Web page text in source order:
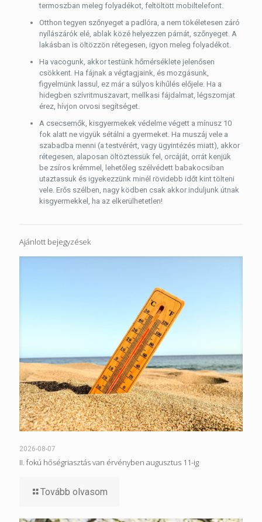
termoszban meleg folyadékot, feltöltött mobiltelefont.
Otthon tegyen szőnyeget a padlóra, a nem tökéletesen záró
nyílászárók elé, ablak közé helyezzen párnát, szőnyeget. A
lakásban is öltözzön rétegesen, igyon meleg folyadékot.
Ha vacogunk, akkor testünk hőmérséklete jelenősen
csökkent. Ha fájnak a végtagjaink, és mozgásunk,
figyelmünk lassul, ez már a súlyos kihűlés előjele. Ha a
hidegben szívritmuszavart, mellkasi fájdalmat, légszomjat
érez, hívjon orvosi segítséget.
A csecsemők, kisgyermekek védelme végett a mínusz 10
fok alatt ne vigyük sétálni a gyermeket. Ha muszáj vele a
szabadba menni (a testvérért, vagy ügyintézés miatt), akkor
rétegesen, alaposan öltöztessük fel, orcáját, orrát kenjük
be zsíros krémmel, lehetőleg szélvédett babakocsiban
utaztassuk és igyekezzünk minél rövidebb időt kint tölteni
vele. Erős szélben, nagy ködben csak akkor induljunk útnak
kisgyermekkel, ha az elkerülhetetlen!
Ajánlott bejegyzések
2026-08-07
II. fokú hőségriasztás van érvényben augusztus 11-ig
Tovább olvasom